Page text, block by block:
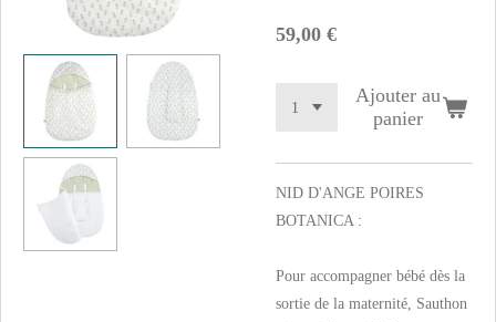
59,00 €
Ajouter au
panier
NID D'ANGE POIRES
BOTANICA :
Pour accompagner bébé dès la
sortie de la maternité, Sauthon